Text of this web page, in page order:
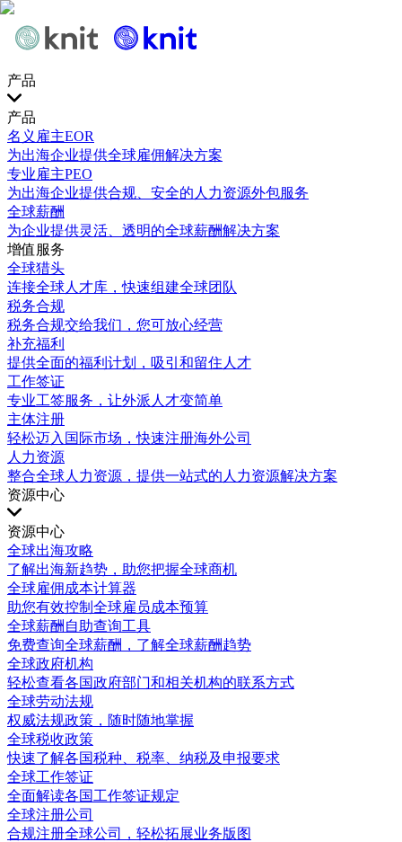
产品
产品
名义雇主EOR
为出海企业提供全球雇佣解决方案
专业雇主PEO
为出海企业提供合规、安全的人力资源外包服务
全球薪酬
为企业提供灵活、透明的全球薪酬解决方案
增值服务
全球猎头
连接全球人才库，快速组建全球团队
税务合规
税务合规交给我们，您可放心经营
补充福利
提供全面的福利计划，吸引和留住人才
工作签证
专业工签服务，让外派人才变简单
主体注册
轻松迈入国际市场，快速注册海外公司
人力资源
整合全球人力资源，提供一站式的人力资源解决方案
资源中心
资源中心
全球出海攻略
了解出海新趋势，助您把握全球商机
全球雇佣成本计算器
助您有效控制全球雇员成本预算
全球薪酬自助查询工具
免费查询全球薪酬，了解全球薪酬趋势
全球政府机构
轻松查看各国政府部门和相关机构的联系方式
全球劳动法规
权威法规政策，随时随地掌握
全球税收政策
快速了解各国税种、税率、纳税及申报要求
全球工作签证
全面解读各国工作签证规定
全球注册公司
合规注册全球公司，轻松拓展业务版图